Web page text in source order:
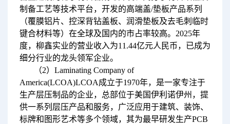
制备工艺等技术平台，开发的高端盖/垫板产品系列
（覆膜铝片、控深背钻盖板、润滑垫板及去毛刺临时
键合材料等）在全球及国内的市占率较高。2025年
度，柳鑫实业的营业收入为11.44亿元人民币，已成为
细分行业的龙头领军企业。
（2）Laminating Company of
America(LCOA)LCOA成立于1970年，是一家专注于
生产层压制品的企业，总部位于美国伊利诺伊州，提
供一系列层压产品和服务，广泛应用于建筑、装饰、
标牌和图形艺术等多个领域，其为最早研发生产PCB